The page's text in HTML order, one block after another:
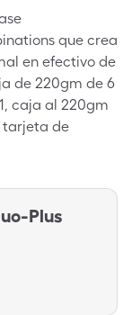
que crea
en efectivo de
de 220gm de 6
caja al 220gm
tarjeta de
Plus